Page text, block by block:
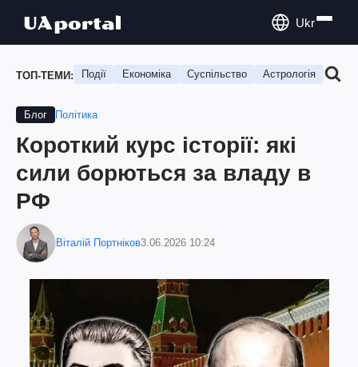
Ukr
ТОП-ТЕМИ: Події Економіка Суспільство Астрологія
Блог Політика
Короткий курс історії: які
сили борються за владу в
РФ
Віталій Портніков3.06.2026 10:24